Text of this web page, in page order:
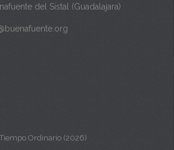
del Sistal (Guadalajara)
Ordinario (2026)